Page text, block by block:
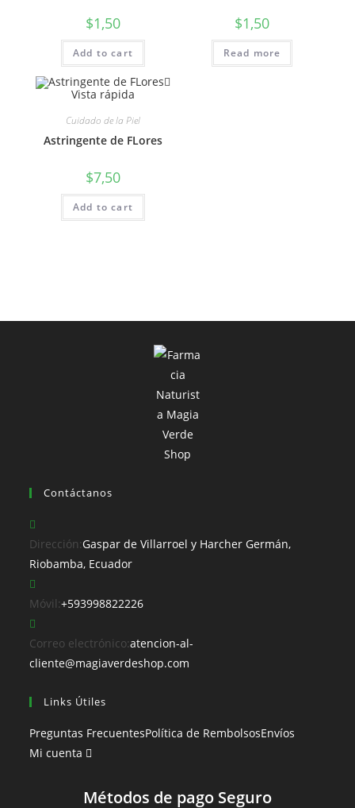
$1,50
Add to cart
$1,50
Read more
Vista rápida
Cuidado de la Piel
Astringente de FLores
$7,50
Add to cart
Contáctanos
Dirección:Gaspar de Villarroel y Harcher Germán,
Riobamba, Ecuador
Móvil:+593998822226
Correo electrónico:atencion-al-
cliente@magiaverdeshop.com
Links Útiles
Preguntas FrecuentesPolítica de RembolsosEnvíos
Mi cuenta
Métodos de pago Seguro